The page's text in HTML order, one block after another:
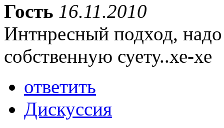
Гость 16.11.2010
Интнресный подход,
собственную суету..хе-хе
ответить
Дискуссия